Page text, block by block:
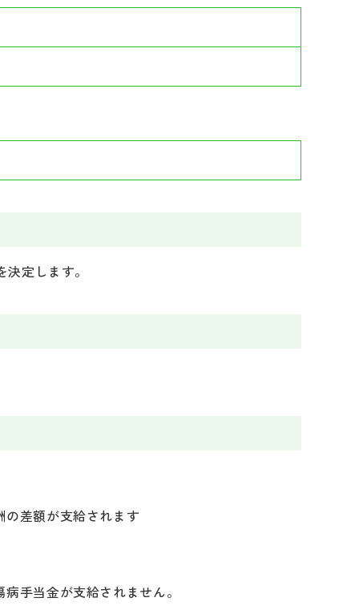
定します。
差額が支給されます
手当金が支給されません。